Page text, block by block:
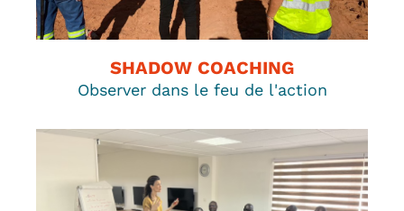
SHADOW COACHING
Observer dans le feu de l'action